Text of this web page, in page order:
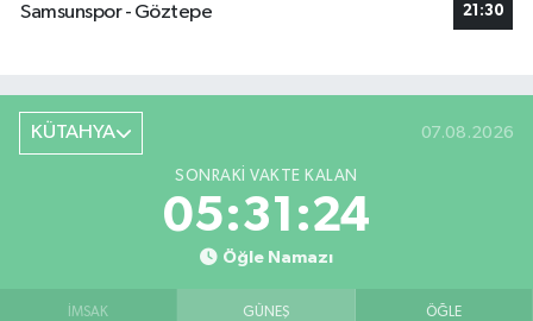
Samsunspor - Göztepe
21:30
KÜTAHYA 07.08.2026
SONRAKI VAKTE KALAN
05:31:23
Öğle Namazı
İMSAK GÜNEŞ ÖĞLE